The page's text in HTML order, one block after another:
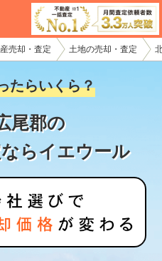
売却・査定 土地の売却・査定
たらいくら？
尾郡の
らイエウール
社様